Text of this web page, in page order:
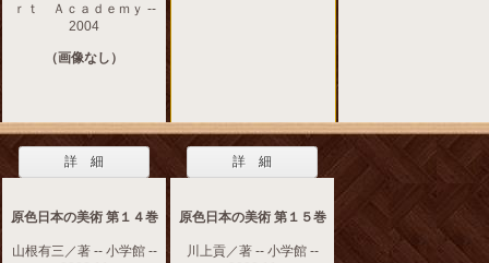
ｒｔ Ａｃａｄｅｍｙ --
2004
（画像なし）
詳 細
原色日本の美術 第１４巻
山根有三／著 -- 小学館 --
詳 細
原色日本の美術 第１５巻
川上貢／著 -- 小学館 --